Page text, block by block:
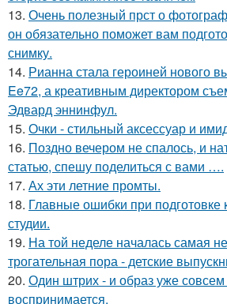
13. Очень полезный прст о
он обязательно поможет вам
снимку.
14. Рианна стала героиней нового
Ee72, а креативным директором
Эдвард эннинфул.
15. Очки - стильный аксессуар и
16. Поздно вечером не спалось, и
статью, спешу поделиться с вами ….
17. Ах эти летние промты.
18. Главные ошибки при подготовке
студии.
19. На той неделе началась самая
трогательная пора - детские
20. Один штрих - и образ уже
воспринимается.